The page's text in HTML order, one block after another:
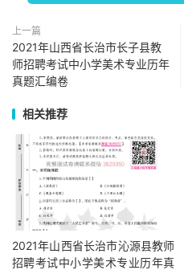
上一篇
2021年山西省长治市长子县教
师招聘考试中小学美术专业历年
真题汇编卷
相关推荐
2021年山西省长治市沁源县教师
招聘考试中小学美术专业历年真